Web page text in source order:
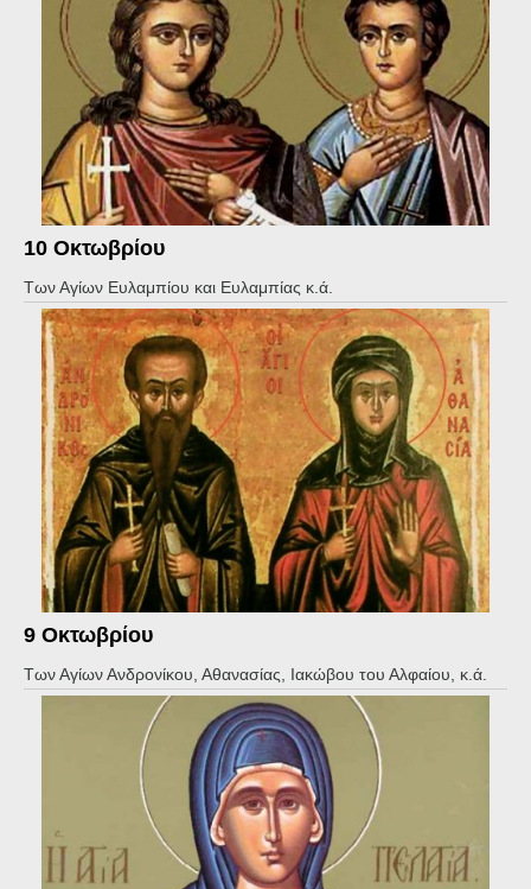
10 Οκτωβρίου
Των Αγίων Ευλαμπίου και Ευλαμπίας κ.ά.
9 Οκτωβρίου
Των Αγίων Ανδρονίκου, Αθανασίας, Ιακώβου του Αλφαίου, κ.ά.